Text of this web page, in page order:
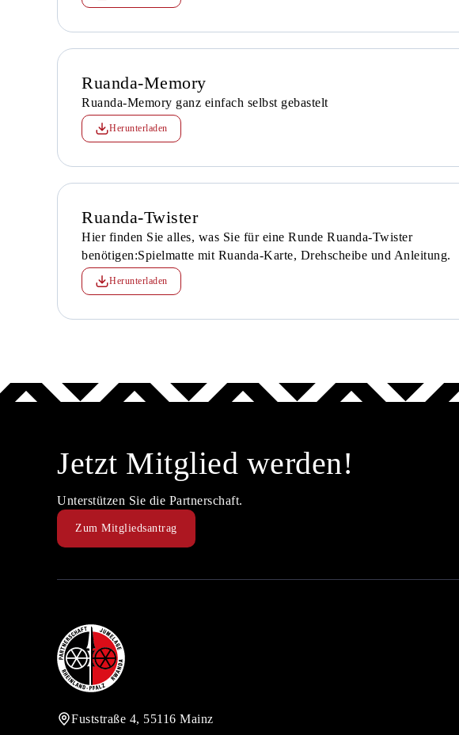
Ruanda-Memory
Ruanda-Memory ganz einfach selbst gebastelt
Herunterladen
Ruanda-Twister
Hier finden Sie alles, was Sie für eine Runde Ruanda-Twister
benötigen:Spielmatte mit Ruanda-Karte, Drehscheibe und Anleitung.
Herunterladen
Jetzt Mitglied werden!
Unterstützen Sie die Partnerschaft.
Zum Mitgliedsantrag
Fuststraße 4, 55116 Mainz